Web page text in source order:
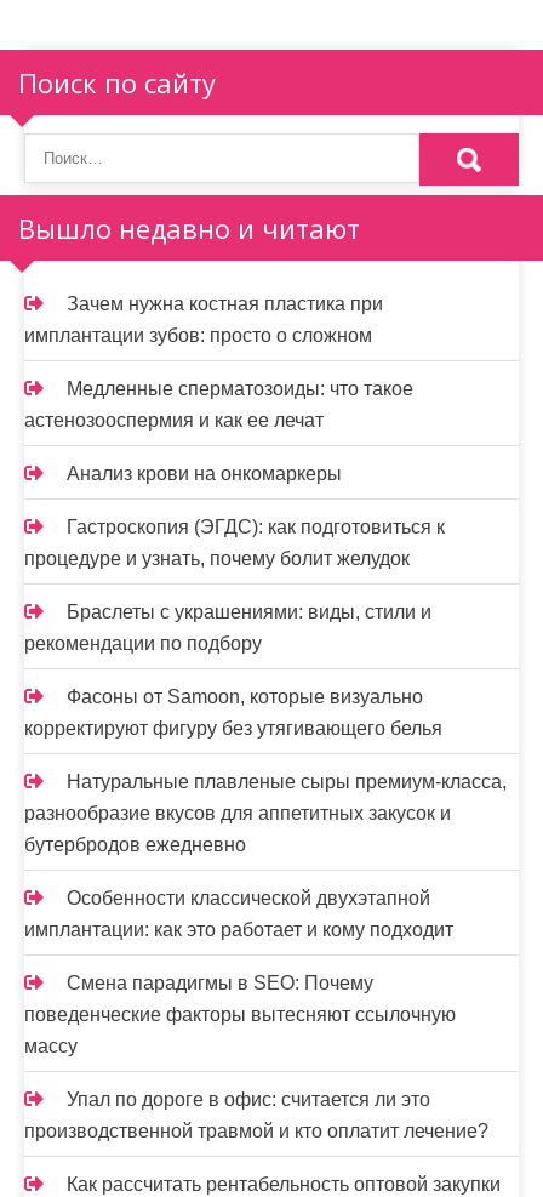
Поиск по сайту
Вышло недавно и читают
Зачем нужна костная пластика при
имплантации зубов: просто о сложном
Медленные сперматозоиды: что такое
астенозооспермия и как ее лечат
Анализ крови на онкомаркеры
Гастроскопия (ЭГДС): как подготовиться к
процедуре и узнать, почему болит желудок
Браслеты с украшениями: виды, стили и
рекомендации по подбору
Фасоны от Samoon, которые визуально
корректируют фигуру без утягивающего белья
Натуральные плавленые сыры премиум-класса,
разнообразие вкусов для аппетитных закусок и
бутербродов ежедневно
Особенности классической двухэтапной
имплантации: как это работает и кому подходит
Смена парадигмы в SEO: Почему
поведенческие факторы вытесняют ссылочную
массу
Упал по дороге в офис: считается ли это
производственной травмой и кто оплатит лечение?
Как рассчитать рентабельность оптовой закупки